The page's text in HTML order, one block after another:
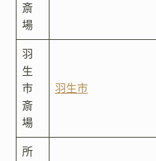
斎
場
羽
生
市
斎
場
羽生市
所